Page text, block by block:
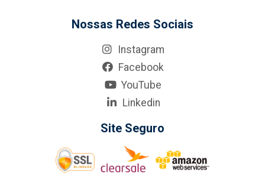
Nossas Redes Sociais
Instagram
Facebook
YouTube
Linkedin
Site Seguro